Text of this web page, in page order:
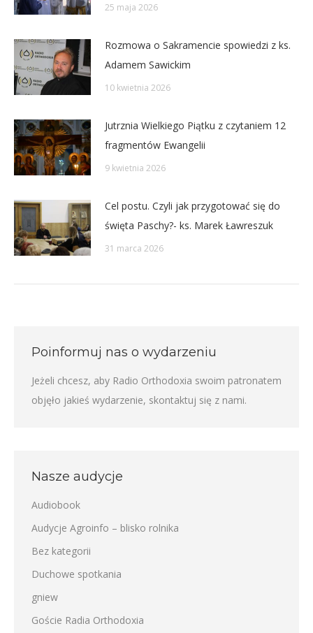
25 maja 2026
Rozmowa o Sakramencie spowiedzi z ks.
Adamem Sawickim
10 kwietnia 2026
Jutrznia Wielkiego Piątku z czytaniem 12
fragmentów Ewangelii
9 kwietnia 2026
Cel postu. Czyli jak przygotować się do
święta Paschy?- ks. Marek Ławreszuk
31 marca 2026
Poinformuj nas o wydarzeniu
Jeżeli chcesz, aby Radio Orthodoxia swoim patronatem
objęło jakieś wydarzenie, skontaktuj się z nami.
Nasze audycje
Audiobook
Audycje Agroinfo – blisko rolnika
Bez kategorii
Duchowe spotkania
gniew
Goście Radia Orthodoxia